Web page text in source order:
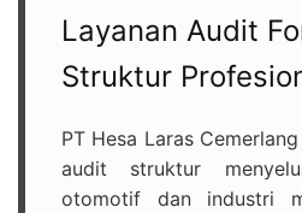
Layanan Audit
Struktur
PT Hesa Laras
audit struktur
otomotif dan industri